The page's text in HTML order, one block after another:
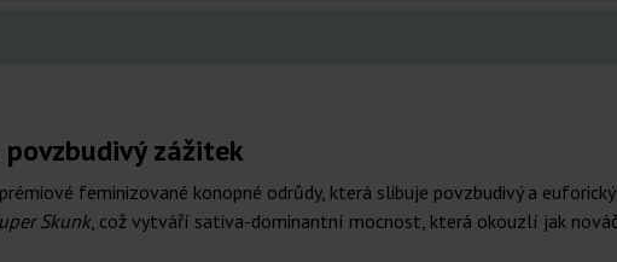
povzbudivý zážitek
feminizované konopné odrůdy, která slibuje povzbudivý a
Skunk, což vytváří sativa-dominantní mocnost, která okouzlí jak